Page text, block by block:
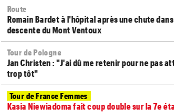
Route
Romain Bardet à l'hôpital après une chute
descente du Mont Ventoux
Tour de Pologne
Jan Christen : "J'ai dû me retenir pour ne pas
trop tôt"
Tour de France Femmes
Kasia Niewiadoma fait coup double sur la 7e